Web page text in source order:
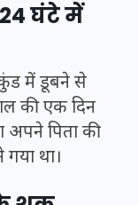
24 घंटे में
कुंड में डूबने से
की एक दिन
अपने पिता की
था।